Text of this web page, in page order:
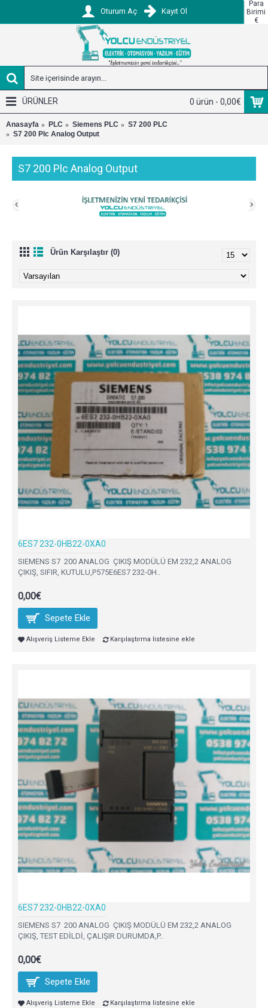
Para
Birimi
€
Oturum Aç Kayıt Ol
0 ürün - 0,00€
ÜRÜNLER
Anasayfa PLC Siemens PLC
S7 200 PLC
S7 200 Plc Analog Output
S7 200 Plc Analog Output
Ürün Karşılaştır (0)
6ES7 232-0HB22-0XA0
SIEMENS S7 200 ANALOG ÇIKIŞ MODÜLÜ EM 232,2 ANALOG
ÇIKIŞ, SIFIR, KUTULU,P575E6ES7 232-0H..
0,00€
Sepete Ekle
Alışveriş Listeme Ekle Karşılaştırma listesine ekle
6ES7 232-0HB22-0XA0
SIEMENS S7 200 ANALOG ÇIKIŞ MODÜLÜ EM 232,2 ANALOG
ÇIKIŞ, TEST EDİLDİ, ÇALIŞIR DURUMDA,P..
0,00€
Sepete Ekle
Alışveriş Listeme Ekle Karşılaştırma listesine ekle